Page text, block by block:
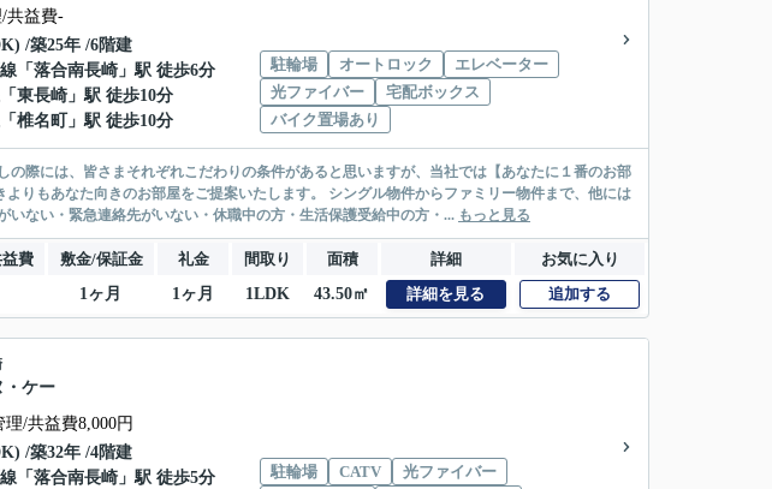
共益費-
/築25年 /6階建
「 落合南長崎 」駅 徒歩6分
「 東長崎 」駅 徒歩10分
「 椎名町 」駅 徒歩10分
駐輪場 オートロック
エレベーター
光ファイバー
宅配ボックス
バイク置場あり
をご提案いたします。 シングル物件からファミリー物件まで、他には
を豊富にご紹介しております。 保証人がいない・緊急連絡先がいない・休職中の方・生活保護受給中の方・... もっと見る
費 敷金/保証金 礼金 間取り 面積 詳細
お気に入り
1ヶ月 1ヶ月 1LDK 43.50㎡ 詳細を見る 追加する
・ケー
理/共益費8,000円
/築32年 /4階建
「 落合南長崎 」駅 徒歩5分
駐輪場 CATV
光ファイバー